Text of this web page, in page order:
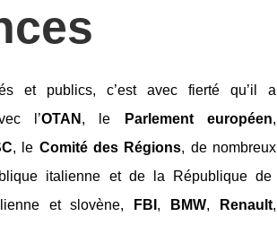
et publics, c’est avec fierté qu’il a
l’OTAN , le Parlement européen,
, le Comité des Régions, de nombreux
italienne et de la République de
et slovène, FBI , BMW, Renault,